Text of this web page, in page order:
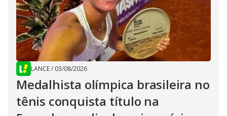
LANCE/ 03/08/2026
Medalhista olímpica brasileira no
tênis conquista título na